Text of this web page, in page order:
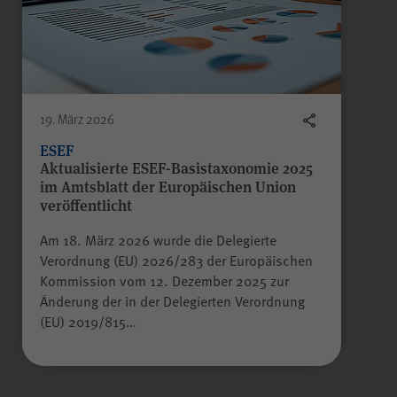
Alle Felder sind Pflichtfelder.
Absenden
19. März 2026
ESEF
Aktualisierte ESEF-Basistaxonomie 2025
im Amtsblatt der Europäischen Union
veröffentlicht
Am 18. März 2026 wurde die Delegierte
Verordnung (EU) 2026/283 der Europäischen
Kommission vom 12. Dezember 2025 zur
Änderung der in der Delegierten Verordnung
(EU) 2019/815…
Besuch erneut erfolgen muss.
Auch bis zu diesem Zeitpunkt
bereits erfasste Daten werden in
diesem Fall gelöscht. Der Cookie
speichert hierbei keine
Wunsch, nicht über Matomo
Name LS-TVLYRKIVZTGDGMOU
Anbieter LimeSurvey